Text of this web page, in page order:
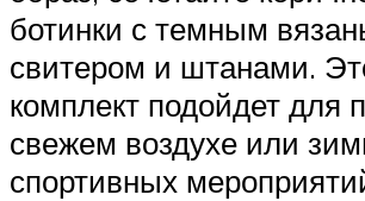
ботинки с темным
свитером и штанами.
комплект подойдет для
свежем воздухе или
спортивных